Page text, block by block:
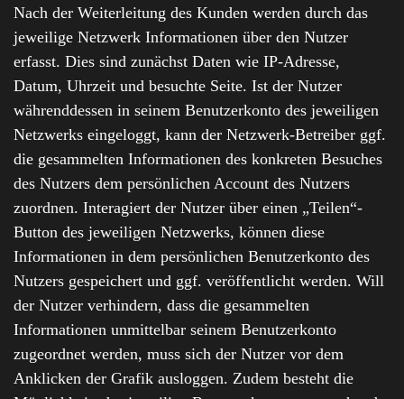
Nach der Weiterleitung des Kunden werden durch das
jeweilige Netzwerk Informationen über den Nutzer
erfasst. Dies sind zunächst Daten wie IP-Adresse,
Datum, Uhrzeit und besuchte Seite. Ist der Nutzer
währenddessen in seinem Benutzerkonto des jeweiligen
Netzwerks eingeloggt, kann der Netzwerk-Betreiber ggf.
die gesammelten Informationen des konkreten Besuches
des Nutzers dem persönlichen Account des Nutzers
zuordnen. Interagiert der Nutzer über einen „Teilen“-
Button des jeweiligen Netzwerks, können diese
Informationen in dem persönlichen Benutzerkonto des
Nutzers gespeichert und ggf. veröffentlicht werden. Will
der Nutzer verhindern, dass die gesammelten
Informationen unmittelbar seinem Benutzerkonto
zugeordnet werden, muss sich der Nutzer vor dem
Anklicken der Grafik ausloggen. Zudem besteht die